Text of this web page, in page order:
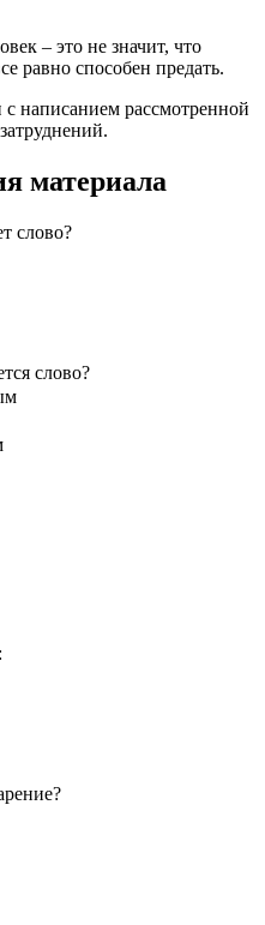
– это не значит, что
равно способен предать.
написанием рассмотренной
материала
слово?
слово?